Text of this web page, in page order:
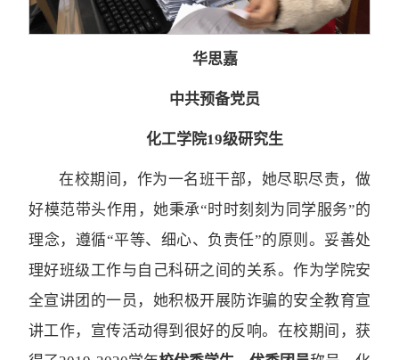
华思嘉
中共预备党员
化工学院19级研究生
在校期间，作为一名班干部，她尽职尽责，做
好模范带头作用，她秉承“时时刻刻为同学服务”的
理念，遵循“平等、细心、负责任”的原则。妥善处
理好班级工作与自己科研之间的关系。作为学院安
全宣讲团的一员，她积极开展防诈骗的安全教育宣
讲工作，宣传活动得到很好的反响。在校期间，获